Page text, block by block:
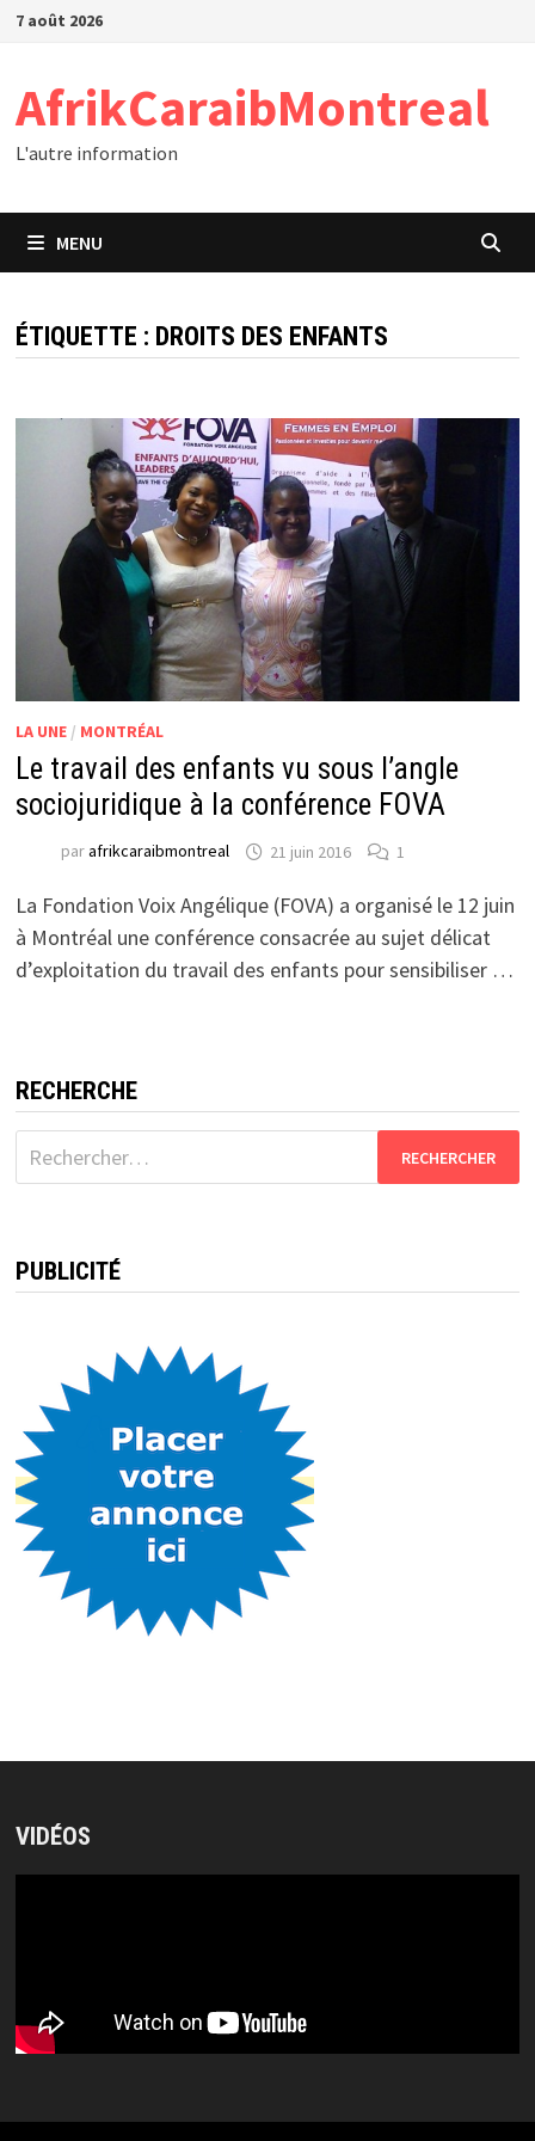
Passer
7 août 2026
AfrikCaraibMontreal
L'autre information
MENU
ÉTIQUETTE : DROITS DES ENFANTS
LA UNE/ MONTRÉAL
Le travail des enfants vu sous l’angle
sociojuridique à la conférence FOVA
parafrikcaraibmontreal 21 juin 2016 1
La Fondation Voix Angélique (FOVA) a organisé le 12 juin
à Montréal une conférence consacrée au sujet délicat
d’exploitation du travail des enfants pour sensibiliser …
RECHERCHE
Rechercher :
PUBLICITÉ
VIDÉOS